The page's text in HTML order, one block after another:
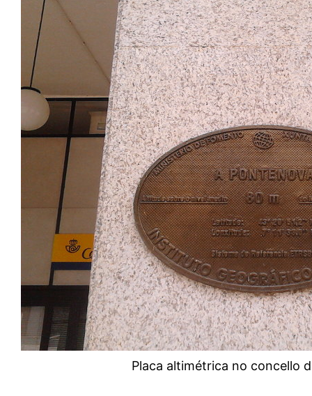
Placa altimétrica no concello